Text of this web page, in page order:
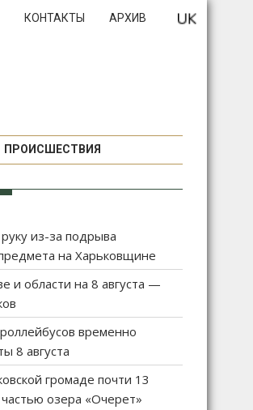
КОНТАКТЫ АРХИВ
ПРОИСШЕСТВИЯ
из-за подрыва
на Харьковщине
и области на 8 августа —
временно
8 августа
громаде почти 13
озера «Очерет»